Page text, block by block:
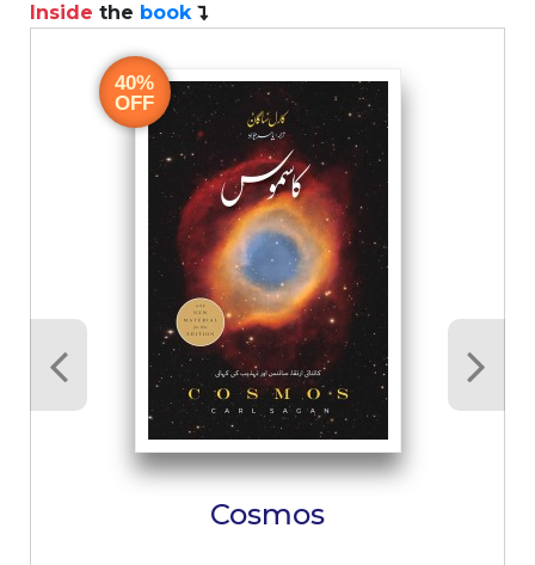
Inside the book
40%
OFF
Cosmos